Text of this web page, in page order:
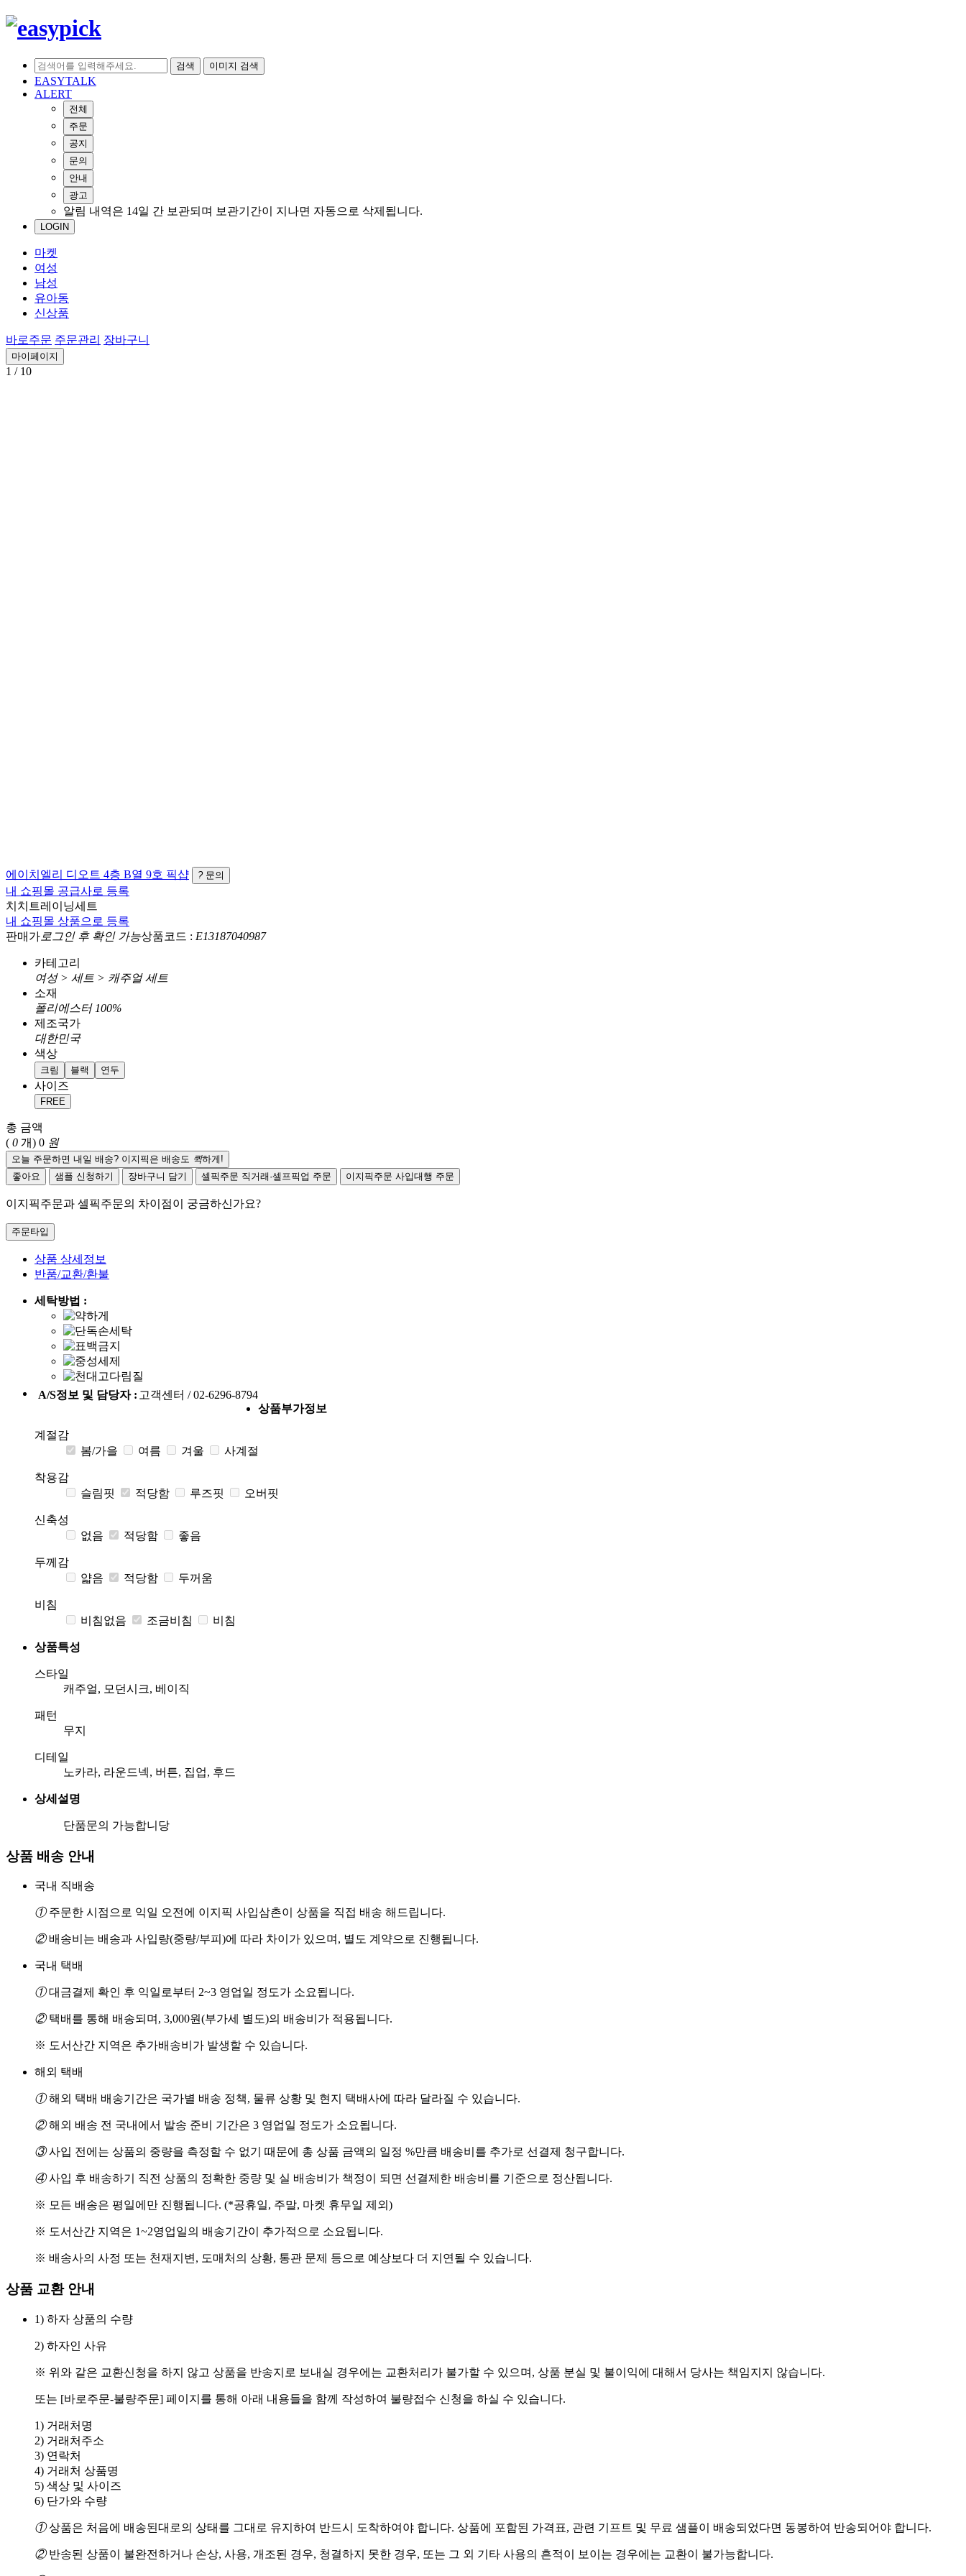
검색 이미지 검색
EASYTALK
ALERT
전체
주문
공지
문의
안내
광고
알림 내역은 14일 간 보관되며 보관기간이 지나면 자동으로 삭제됩니다.
LOGIN
마켓
여성
남성
유아동
신상품
바로주문 주문관리 장바구니
마이페이지
1 / 10
에이치엘리 디오트 4층 B열 9호 픽샵 ? 문의
내 쇼핑몰 공급사로 등록
치치트레이닝세트
내 쇼핑몰 상품으로 등록
판매가 로그인 후 확인 가능상품코드 : E13187040987
카테고리
여성 > 세트 > 캐주얼 세트
소재
폴리에스터 100%
제조국가
대한민국
색상
크림 블랙 연두
사이즈
FREE
총 금액
( 0 개) 0 원
오늘 주문하면 내일 배송? 이지픽은 배송도 퀵하게!
좋아요
샘플 신청하기 장바구니 담기 셀픽주문 직거래·셀프픽업 주문 이지픽주문 사입대행 주문
이지픽주문과 셀픽주문의 차이점이 궁금하신가요?
주문타입
상품 상세정보
반품/교환/환불
세탁방법 :
A/S정보 및 담당자 : 고객센터 / 02-6296-8794
상품부가정보
계절감
봄/가을
여름 겨울 사계절
착용감
슬림핏
적당함 루즈핏 오버핏
신축성
없음
적당함 좋음
두께감
얇음
적당함 두꺼움
비침
비침없음
조금비침 비침
상품특성
스타일
캐주얼, 모던시크, 베이직
패턴
무지
디테일
노카라, 라운드넥, 버튼, 집업, 후드
상세설명
단품문의 가능합니당
상품 배송 안내
국내 직배송
①주문한 시점으로 익일 오전에 이지픽 사입삼촌이 상품을 직접 배송 해드립니다.
②배송비는 배송과 사입량(중량/부피)에 따라 차이가 있으며, 별도 계약으로 진행됩니다.
국내 택배
①대금결제 확인 후 익일로부터 2~3 영업일 정도가 소요됩니다.
②택배를 통해 배송되며, 3,000원(부가세 별도)의 배송비가 적용됩니다.
※ 도서산간 지역은 추가배송비가 발생할 수 있습니다.
해외 택배
①해외 택배 배송기간은 국가별 배송 정책, 물류 상황 및 현지 택배사에 따라 달라질 수 있습니다.
②해외 배송 전 국내에서 발송 준비 기간은 3 영업일 정도가 소요됩니다.
③사입 전에는 상품의 중량을 측정할 수 없기 때문에 총 상품 금액의 일정 %만큼 배송비를 추가로 선결제 청구합니다.
④사입 후 배송하기 직전 상품의 정확한 중량 및 실 배송비가 책정이 되면 선결제한 배송비를 기준으로 정산됩니다.
※ 모든 배송은 평일에만 진행됩니다. (*공휴일, 주말, 마켓 휴무일 제외)
※ 도서산간 지역은 1~2영업일의 배송기간이 추가적으로 소요됩니다.
※ 배송사의 사정 또는 천재지변, 도매처의 상황, 통관 문제 등으로 예상보다 더 지연될 수 있습니다.
상품 교환 안내
1) 하자 상품의 수량
2) 하자인 사유
※ 위와 같은 교환신청을 하지 않고 상품을 반송지로 보내실 경우에는 교환처리가 불가할 수 있으며, 상품 분실 및 불이익에 대해서 당사는 책임지지 않습니다.
또는 [바로주문-불량주문] 페이지를 통해 아래 내용들을 함께 작성하여 불량접수 신청을 하실 수 있습니다.
1) 거래처명
2) 거래처주소
3) 연락처
4) 거래처 상품명
5) 색상 및 사이즈
6) 단가와 수량
①상품은 처음에 배송된대로의 상태를 그대로 유지하여 반드시 도착하여야 합니다. 상품에 포함된 가격표, 관련 기프트 및 무료 샘플이 배송되었다면 동봉하여 반송되어야 합니다.
②반송된 상품이 불완전하거나 손상, 사용, 개조된 경우, 청결하지 못한 경우, 또는 그 외 기타 사용의 흔적이 보이는 경우에는 교환이 불가능합니다.